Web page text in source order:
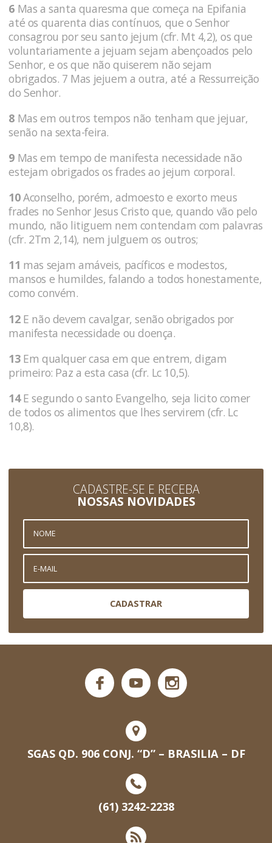
6 Mas a santa quaresma que começa na Epifania
até os quarenta dias contínuos, que o Senhor
consagrou por seu santo jejum (cfr. Mt 4,2), os que
voluntariamente a jejuam sejam abençoados pelo
Senhor, e os que não quiserem não sejam
obrigados. 7 Mas jejuem a outra, até a Ressurreição
do Senhor.
8 Mas em outros tempos não tenham que jejuar,
senão na sexta-feira.
9 Mas em tempo de manifesta necessidade não
estejam obrigados os frades ao jejum corporal.
10Aconselho, porém, admoesto e exorto meus
frades no Senhor Jesus Cristo que, quando vão pelo
mundo, não litiguem nem contendam com palavras
(cfr. 2Tm 2,14), nem julguem os outros;
11 mas sejam amáveis, pacíficos e modestos,
mansos e humildes, falando a todos honestamente,
como convém.
12E não devem cavalgar, senão obrigados por
manifesta necessidade ou doença.
13Em qualquer casa em que entrem, digam
primeiro: Paz a esta casa (cfr. Lc 10,5).
14E segundo o santo Evangelho, seja licito comer
de todos os alimentos que lhes servirem (cfr. Lc
10,8).
CADASTRE-SE E RECEBA
NOSSAS NOVIDADES
CADASTRAR
SGAS QD. 906 CONJ. “D” – BRASILIA – DF
(61) 3242-2238